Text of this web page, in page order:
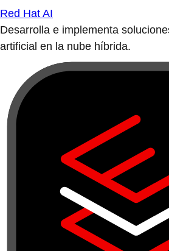
Red Hat AI
Desarrolla e implementa
artificial en la nube híbrida.